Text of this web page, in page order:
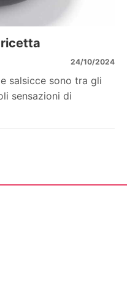
ricetta
24/10/2024
salsicce sono tra gli
sensazioni di